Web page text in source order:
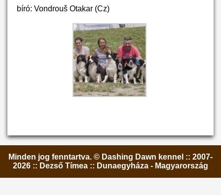
bíró: Vondrouš Otakar (Cz)
Minden jog fenntartva. © Dashing Dawn kennel :: 2007-
2026 :: Dezső Tímea :: Dunaegyháza - Magyarország